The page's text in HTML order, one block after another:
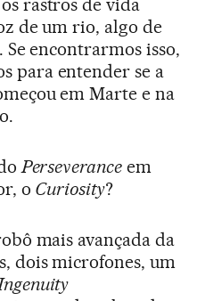
rastros de vida
de um rio, algo de
encontrarmos isso,
para entender se a
em Marte e na
Perseverance em
o Curiosity?
mais avançada da
dois microfones, um